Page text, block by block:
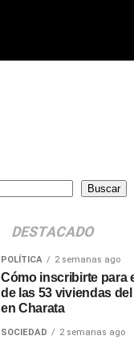
Buscar
DESTACADO
POLÍTICA 2 semanas ago
Cómo inscribirte para
de las 53 viviendas del
en Charata
SOCIEDAD 2 semanas ago